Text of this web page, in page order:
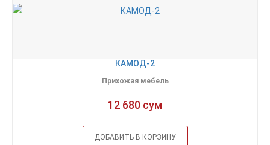
КАМОД-2
Прихожая мебель
12 680 сум
ДОБАВИТЬ В КОРЗИНУ